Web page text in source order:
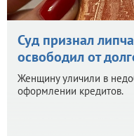
Суд признал
освободил от
Женщину уличили в
оформлении кредитов.